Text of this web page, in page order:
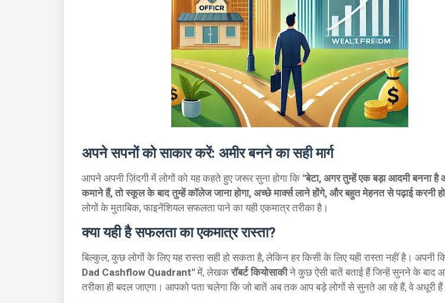
अपने सपनों को साकार करें: अमीर बनने का सही मार्ग
आपने अपनी ज़िंदगी में लोगों को यह कहते हुए जरूर सुना होगा कि "बेटा, अगर तुम्हें एक बड़ा आदमी बनना
कमाने हैं, तो स्कूल के बाद तुम्हें कॉलेज जाना होगा, अच्छे मार्क्स लाने होंगे, और बहुत मेहनत से पढ़ाई करनी
लोगों के मुताबिक, फाइनेंशियल सफलता पाने का यही एकमात्र तरीका है।
क्या यही है सफलता का एकमात्र रास्ता?
बिल्कुल, कुछ लोगों के लिए यह रास्ता सही हो सकता है, लेकिन हर किसी के लिए यही रास्ता नहीं है। अपनी
Dad Cashflow Quadrant" में, लेखकरॉबर्ट कियोसाकीने कुछ ऐसी बातें बताई हैं जिन्हें सुनने के बाद
तरीका ही बदल जाएगा। आपको पता चलेगा कि जो बातें अब तक आप बड़े लोगों से सुनते आ रहे हैं, वे अधूरी